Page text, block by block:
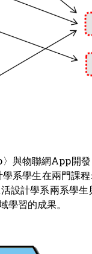
與物聯網App開
系學生在兩門課
設計學系兩系學
習的成果。